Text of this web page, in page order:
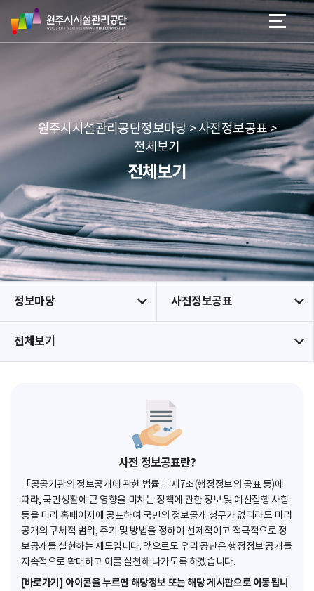
네
본문 바로가기
메뉴 바로가기
원
주
시
리
공
단
원주시시설관리공단정보마당 > 사전정보공표 >
전체보기
전체보기
정보마당 사전정보공표
전체보기
사전 정보공표란?
「공공기관의 정보공개에 관한 법률」 제7조(행정정보의 공표 등)에
따라, 국민생활에 큰 영향을 미치는 정책에 관한 정보 및 예산집행 사항
등을 미리 홈페이지에 공표하여 국민의 정보공개 청구가 없더라도 미리
공개의 구체적 범위, 주기 및 방법을 정하여 선제적이고 적극적으로 정
보공개를 실현하는 제도입니다. 앞으로도 우리 공단은 행정정보 공개를
지속적으로 확대하고 이를 실천해 나가도록 하겠습니다.
[바로가기] 아이콘을 누르면 해당정보 또는 해당 게시판으로 이동됩니